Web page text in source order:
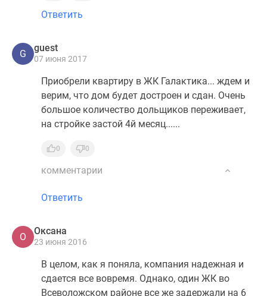
Ответить
G
guest
07 июня 2017
Приобрели квартиру в ЖК Галактика... ждем и
верим, что дом будет достроен и сдан. Очень
большое количество дольщиков переживает,
на стройке застой 4й месяц......
0 0
комментарии
Ответить
О
Оксана
23 июня 2016
В целом, как я поняла, компания надежная и
сдается все вовремя. Однако, один ЖК во
Всеволожском районе все же задержали на 6